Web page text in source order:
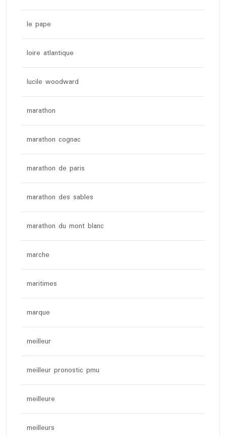
le pape
loire atlantique
lucile woodward
marathon
marathon cognac
marathon de paris
marathon des sables
marathon du mont blanc
marche
maritimes
marque
meilleur
meilleur pronostic pmu
meilleure
meilleurs